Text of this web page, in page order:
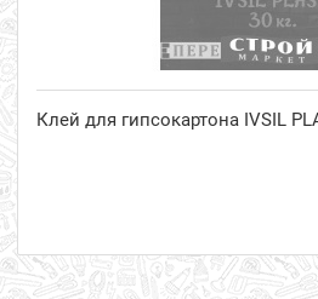
Клей для гипсокартона IVSIL